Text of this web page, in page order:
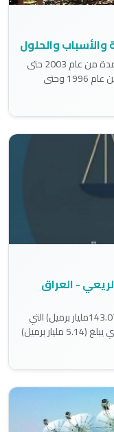
والأسباب والحلول
العراق لم يندرج في مؤشر الحرية الاقتصادية للمدة من عام 2003 حتى
عام 2017 في حين كان يندرج قبل عام 2003 من عام 1996 وحتى
- العراق
العراق وعلى الرغم من ضخامة ثروته النفطية (143.07مليار برميل) التي
تشكل أكثر من 27 ضعف ما تمتلكه النرويج الذي يبلغ (5.14 مليار برميل)
الاعتبار الفرق في التعدد
ليس هذا فحسب